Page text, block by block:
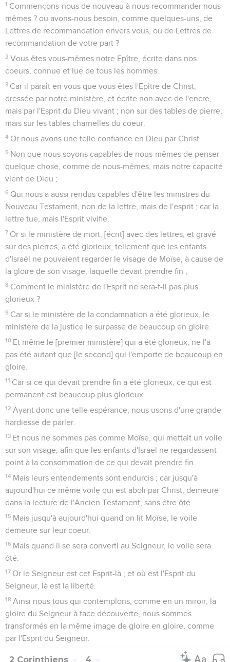
1 Commençons-nous de nouveau à nous recommander nous-
mêmes ? ou avons-nous besoin, comme quelques-uns, de
Lettres de recommandation envers vous, ou de Lettres de
recommandation de votre part ?
2 Vous êtes vous-mêmes notre Epître, écrite dans nos
coeurs, connue et lue de tous les hommes.
3 Car il paraît en vous que vous êtes l'Epître de Christ,
dressée par notre ministère, et écrite non avec de l'encre,
mais par l'Esprit du Dieu vivant ; non sur des tables de pierre,
mais sur les tables charnelles du coeur.
4 Or nous avons une telle confiance en Dieu par Christ.
5 Non que nous soyons capables de nous-mêmes de penser
quelque chose, comme de nous-mêmes, mais notre capacité
vient de Dieu ;
6 Qui nous a aussi rendus capables d'être les ministres du
Nouveau Testament, non de la lettre, mais de l'esprit ; car la
lettre tue, mais l'Esprit vivifie.
7 Or si le ministère de mort, [écrit] avec des lettres, et gravé
sur des pierres, a été glorieux, tellement que les enfants
d'Israël ne pouvaient regarder le visage de Moïse, à cause de
la gloire de son visage, laquelle devait prendre fin ;
8 Comment le ministère de l'Esprit ne sera-t-il pas plus
glorieux ?
9 Car si le ministère de la condamnation a été glorieux, le
ministère de la justice le surpasse de beaucoup en gloire.
10 Et même le [premier ministère] qui a été glorieux, ne l'a
pas été autant que [le second] qui l'emporte de beaucoup en
gloire.
11 Car si ce qui devait prendre fin a été glorieux, ce qui est
permanent est beaucoup plus glorieux.
12 Ayant donc une telle espérance, nous usons d'une grande
hardiesse de parler.
13 Et nous ne sommes pas comme Moïse, qui mettait un voile
sur son visage, afin que les enfants d'Israël ne regardassent
point à la consommation de ce qui devait prendre fin.
14 Mais leurs entendements sont endurcis ; car jusqu'à
aujourd'hui ce même voile qui est aboli par Christ, demeure
dans la lecture de l'Ancien Testament, sans être ôté.
15 Mais jusqu'à aujourd'hui quand on lit Moïse, le voile
demeure sur leur coeur.
16 Mais quand il se sera converti au Seigneur, le voile sera
ôté.
17 Or le Seigneur est cet Esprit-là ; et où est l'Esprit du
Seigneur, là est la liberté.
18 Ainsi nous tous qui contemplons, comme en un miroir, la
gloire du Seigneur à face découverte, nous sommes
transformés en la même image de gloire en gloire, comme
par l'Esprit du Seigneur.
2 Corinthiens 4